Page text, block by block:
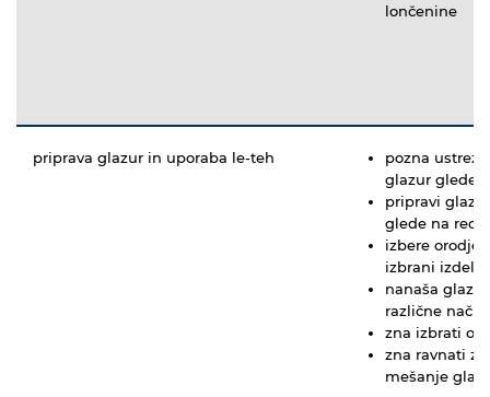
lončenine
priprava glazur in uporaba le-teh
pozna
glazur glede
pripravi
glede na
izbere orodje
izbrani
nanaša
različne
zna izbrati
zna ravnati z
mešanje